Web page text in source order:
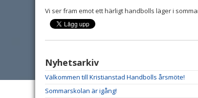
Vi ser fram emot ett härligt handbolls läger i
Nyhetsarkiv
Välkommen till Kristianstad Handbolls årsmöte!
Sommarskolan är igång!